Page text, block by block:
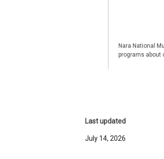
Nara National
programs about
Last updated
July 14, 2026